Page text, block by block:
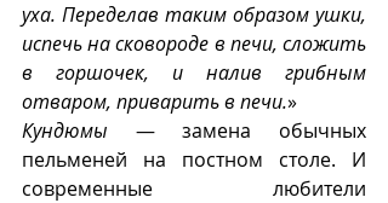
уха. Переделав таким образом ушки,
испечь на сковороде в печи, сложить
в горшочек, и налив грибным
отваром, приварить в печи.»
Кундюмы — замена обычных
пельменей на постном столе. И
современные любители